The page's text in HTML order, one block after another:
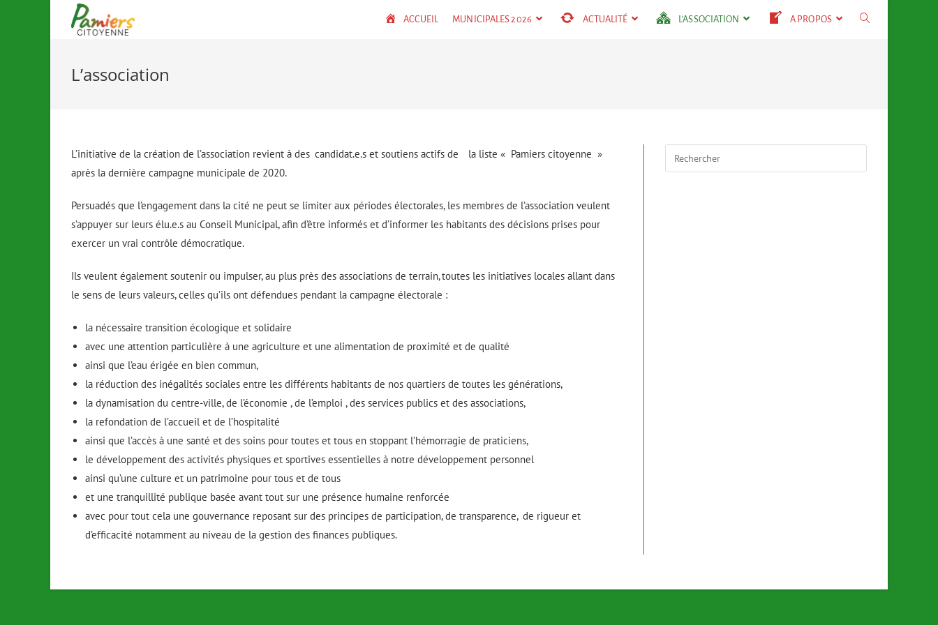
ACCUEIL MUNICIPALES 2026 ACTUALITÉ L’ASSOCIATION A PROPOS
L’association
L’initiative de la création de l’association revient à des candidat.e.s et soutiens actifs de la liste « Pamiers citoyenne »
après la dernière campagne municipale de 2020.
Persuadés que l’engagement dans la cité ne peut se limiter aux périodes électorales, les membres de l’association veulent
s’appuyer sur leurs élu.e.s au Conseil Municipal, afin d’être informés et d’informer les habitants des décisions prises pour
exercer un vrai contrôle démocratique.
Ils veulent également soutenir ou impulser, au plus près des associations de terrain, toutes les initiatives locales allant dans
le sens de leurs valeurs, celles qu’ils ont défendues pendant la campagne électorale :
la nécessaire transition écologique et solidaire
avec une attention particulière à une agriculture et une alimentation de proximité et de qualité
ainsi que l’eau érigée en bien commun,
la réduction des inégalités sociales entre les différents habitants de nos quartiers de toutes les générations,
la dynamisation du centre-ville, de l’économie , de l’emploi , des services publics et des associations,
la refondation de l’accueil et de l’hospitalité
ainsi que l’accès à une santé et des soins pour toutes et tous en stoppant l’hémorragie de praticiens,
le développement des activités physiques et sportives essentielles à notre développement personnel
ainsi qu’une culture et un patrimoine pour tous et de tous
et une tranquillité publique basée avant tout sur une présence humaine renforcée
avec pour tout cela une gouvernance reposant sur des principes de participation, de transparence, de rigueur et
d’efficacité notamment au niveau de la gestion des finances publiques.